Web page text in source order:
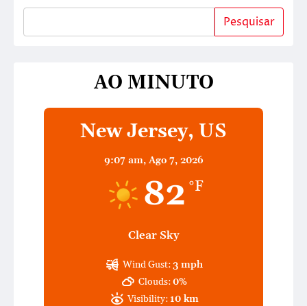
Pesquisar
AO MINUTO
New Jersey, US
9:07 am, Ago 7, 2026
82 °F
Clear Sky
Wind Gust:3 mph
Clouds:0%
Visibility: 10 km